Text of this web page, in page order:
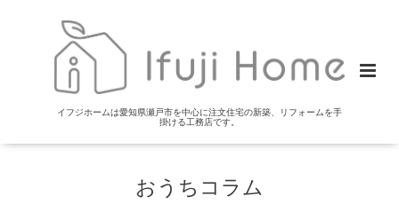
イフジホームは愛知県瀬戸市を中心に注文住宅の新築、リフォームを手
掛ける工務店です。
おうちコラム